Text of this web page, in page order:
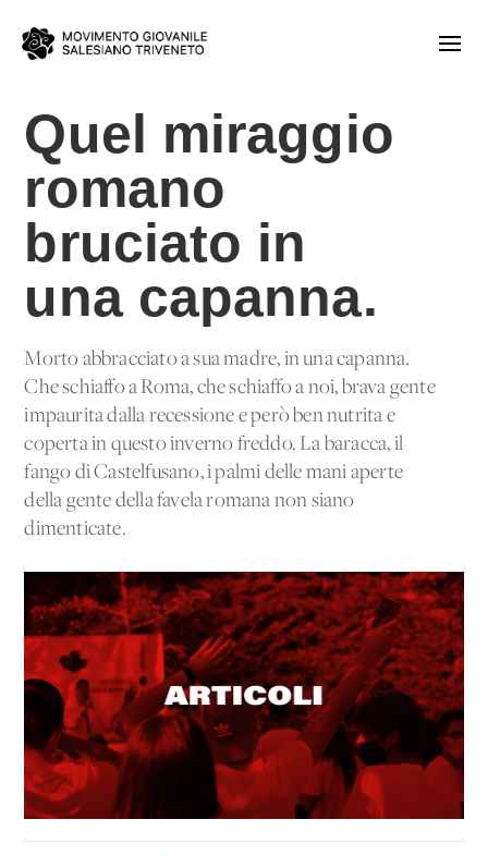
Quel miraggio
romano
bruciato in
una capanna.
Morto abbracciato a sua madre, in una capanna.
Che schiaffo a Roma, che schiaffo a noi, brava gente
impaurita dalla recessione e però ben nutrita e
coperta in questo inverno freddo. La baracca, il
fango di Castelfusano, i palmi delle mani aperte
della gente della favela romana non siano
dimenticate.